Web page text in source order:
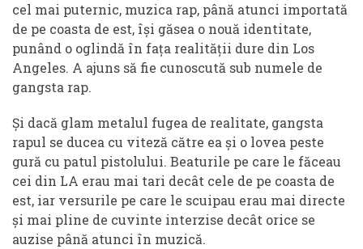
cel mai puternic, muzica rap, până atunci importată
de pe coasta de est, își găsea o nouă identitate,
punând o oglindă în fața realității dure din Los
Angeles. A ajuns să fie cunoscută sub numele de
gangsta rap.
Și dacă glam metalul fugea de realitate, gangsta
rapul se ducea cu viteză către ea și o lovea peste
gură cu patul pistolului. Beaturile pe care le făceau
cei din LA erau mai tari decât cele de pe coasta de
est, iar versurile pe care le scuipau erau mai directe
și mai pline de cuvinte interzise decât orice se
auzise până atunci în muzică.